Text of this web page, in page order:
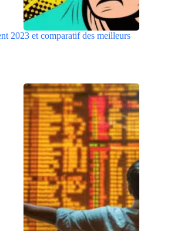
2023 et comparatif des meilleurs